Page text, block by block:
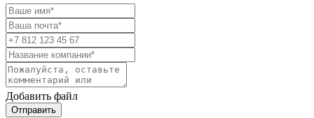
Добавить файл
Отправить